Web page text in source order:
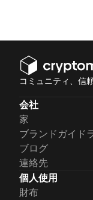
コミュニティ、信
会社
家
ブランドガイド
ブログ
連絡先
個人使用
財布